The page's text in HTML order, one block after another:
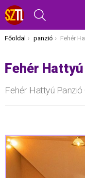
Itt vagy most:
Főoldal panzió Fehér Hattyú
Fehér
Fehér Hattyú Panzió